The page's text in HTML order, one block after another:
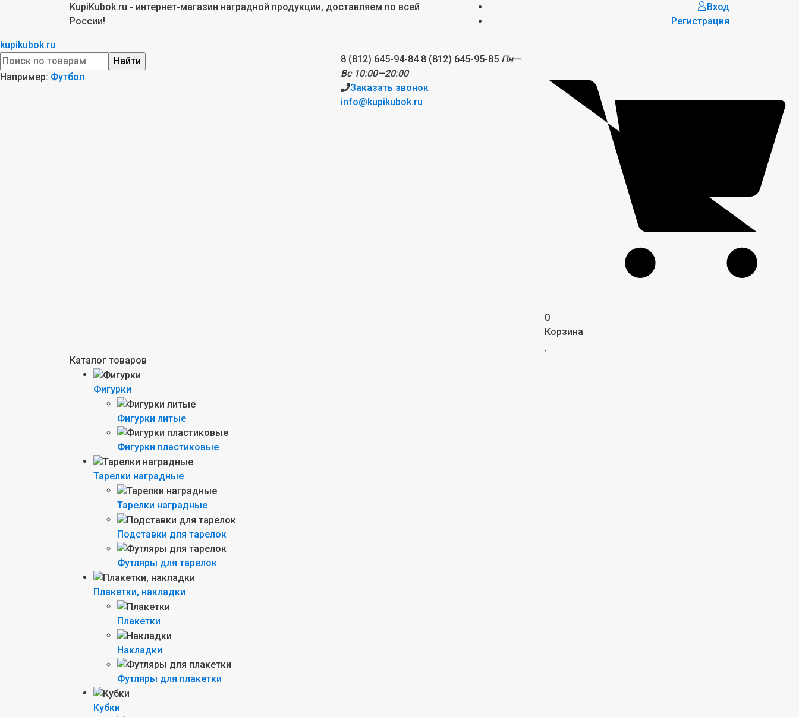
KupiKubok.ru - интернет-магазин наградной продукции, доставляем по всей
России!
Вход
Регистрация
kupikubok.ru
Найти
Например: Футбол
8 (812) 645-94-84 8 (812) 645-95-85 Пн—
Вс 10:00—20:00
Заказать звонок
info@kupikubok.ru
0
Корзина
Каталог товаров
Фигурки
Фигурки литые
Фигурки пластиковые
Тарелки наградные
Тарелки наградные
Подставки для тарелок
Футляры для тарелок
Плакетки, накладки
Плакетки
Накладки
Футляры для плакетки
Кубки